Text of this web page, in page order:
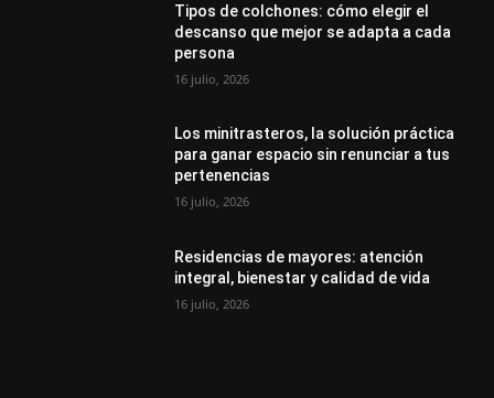
Tipos de colchones: cómo elegir el
descanso que mejor se adapta a cada
persona
16 julio, 2026
Los minitrasteros, la solución práctica
para ganar espacio sin renunciar a tus
pertenencias
16 julio, 2026
Residencias de mayores: atención
integral, bienestar y calidad de vida
16 julio, 2026